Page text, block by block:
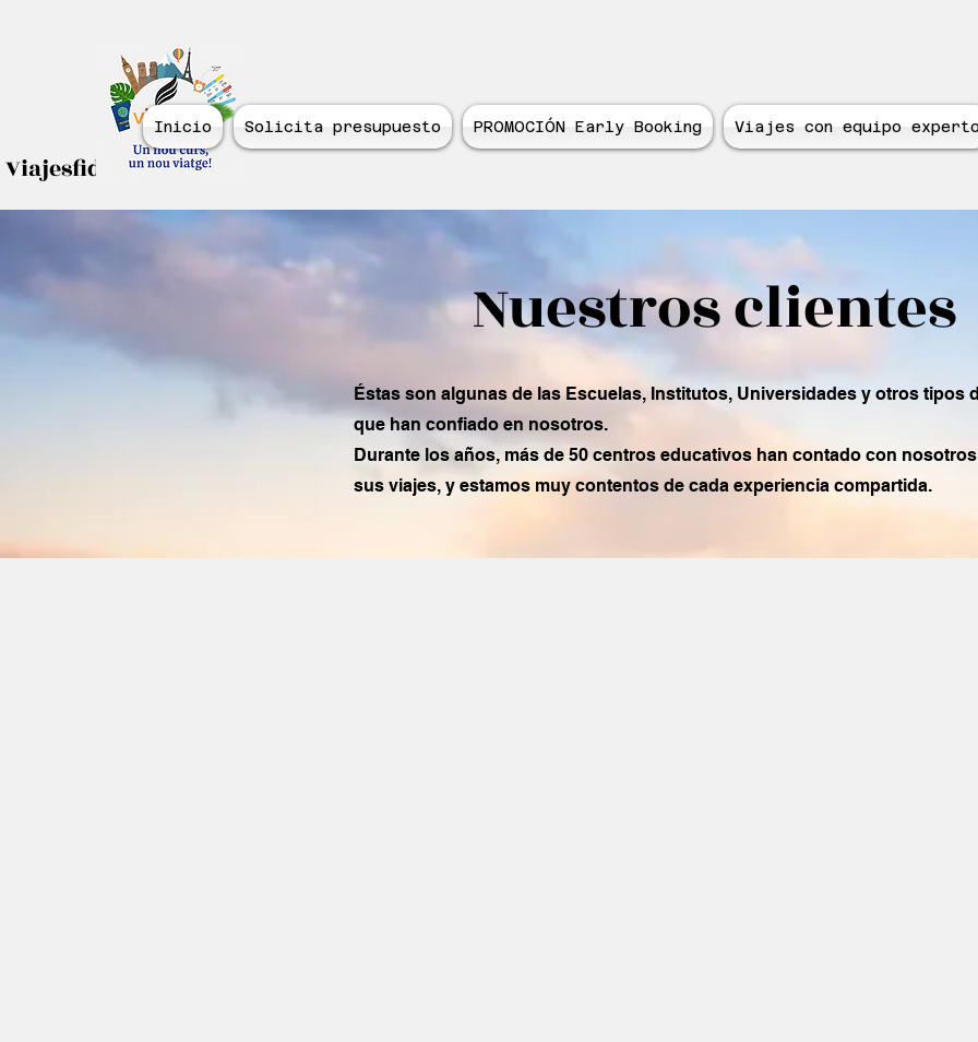
Viajesfidecurs.com
Inicio Solicita presupuesto PROMOCIÓN Early Booking Viajes con equipo
Nuestros clientes
Éstas son algunas de las Escuelas, Institutos, Universidades y otros tipos
que han confiado en nosotros.
Durante los años, más de 50 centros educativos han contado con
sus viajes, y estamos muy contentos de cada experiencia compartida.